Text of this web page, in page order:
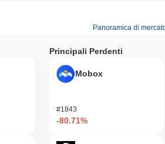
Panoramica di
Principali Perdenti
Mobox
#1843
-80.71%